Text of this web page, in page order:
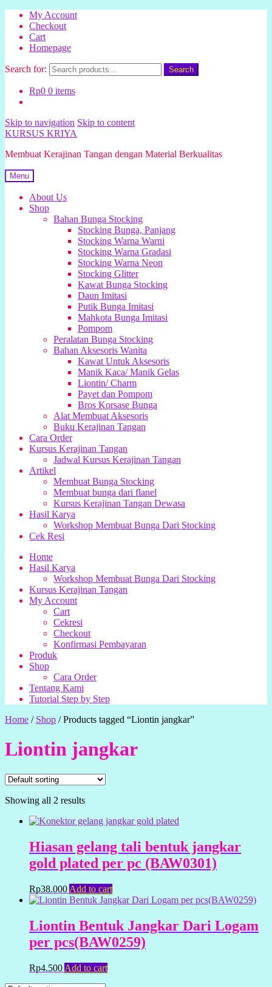
My Account
Checkout
Cart
Homepage
Search for: Search
Rp0 0 items
Skip to navigation Skip to content
KURSUS KRIYA
Membuat Kerajinan Tangan dengan Material Berkualitas
Menu
About Us
Shop
Bahan Bunga Stocking
Stocking Bunga, Panjang
Stocking Warna Warni
Stocking Warna Gradasi
Stocking Warna Neon
Stocking Glitter
Kawat Bunga Stocking
Daun Imitasi
Putik Bunga Imitasi
Mahkota Bunga Imitasi
Pompom
Peralatan Bunga Stocking
Bahan Aksesoris Wanita
Kawat Untuk Aksesoris
Manik Kaca/ Manik Gelas
Liontin/ Charm
Payet dan Pompom
Bros Korsase Bunga
Alat Membuat Aksesoris
Buku Kerajinan Tangan
Cara Order
Kursus Kerajinan Tangan
Jadwal Kursus Kerajinan Tangan
Artikel
Membuat Bunga Stocking
Membuat bunga dari flanel
Kursus Kerajinan Tangan Dewasa
Hasil Karya
Workshop Membuat Bunga Dari Stocking
Cek Resi
Home
Hasil Karya
Workshop Membuat Bunga Dari Stocking
Kursus Kerajinan Tangan
My Account
Cart
Cekresi
Checkout
Konfirmasi Pembayaran
Produk
Shop
Cara Order
Tentang Kami
Tutorial Step by Step
Home / Shop /Products tagged “Liontin jangkar”
Liontin jangkar
Showing all 2 results
Hiasan gelang tali bentuk jangkar
gold plated per pc (BAW0301)
Rp38.000 Add to cart
Liontin Bentuk Jangkar Dari Logam
per pcs(BAW0259)
Rp4.500 Add to cart